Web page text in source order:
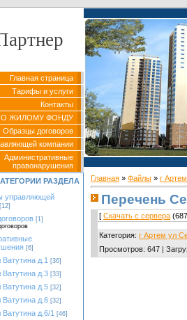
Главная страница
Тарифы и услуги
Контакты
ЖИЛОМУ ФОНДУ
Образцы договоров
компании
Административные
правонарушения
РАЗДЕЛА
управляющей
[12]
[1]
[6]
д.1 [36]
Ватутина д.3 [33]
Ватутина д.5 [32]
Ватутина д.6 [32]
д.6/1 [46]
Главная » Файлы » г
Перечень
[ Скачать с сервера
Категория: г Артем ул
Просмотров: 647 |